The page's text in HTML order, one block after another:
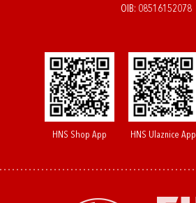
OIB: 08516152078
HNS Shop App HNS Ulaznice App